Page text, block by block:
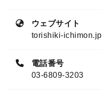
ウェブサイト
torishiki-ichimon.jp
電話番号
03-6809-3203